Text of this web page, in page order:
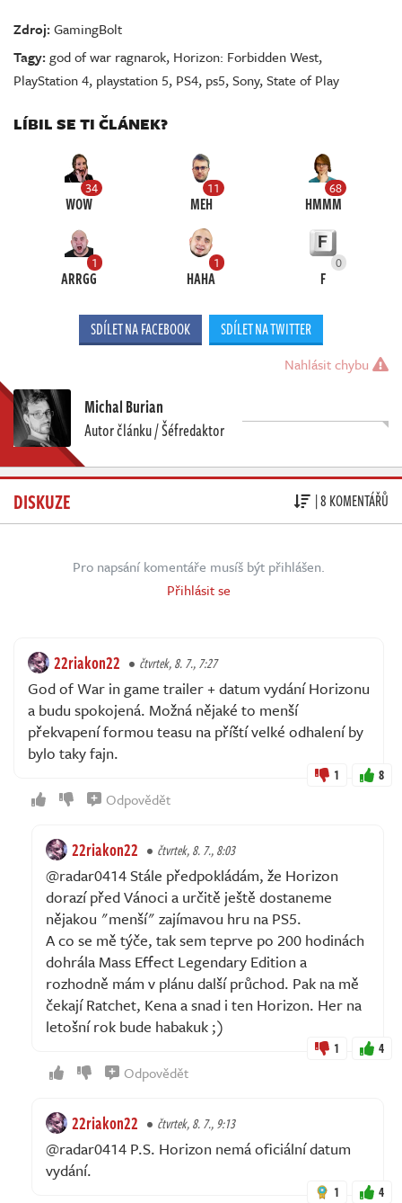
Zdroj:GamingBolt
Tagy:god of war ragnarok, Horizon: Forbidden West,
PlayStation 4, playstation 5, PS4, ps5,Sony,State of Play
LÍBIL SE TI ČLÁNEK?
34
WOW
11
MEH
68
HMMM
1
ARRGG
1
HAHA
0
F
SDÍLET NA FACEBOOK SDÍLET NA TWITTER
Nahlásit chybu
Michal Burian
Autor článku / Šéfredaktor
DISKUZE | 8 KOMENTÁŘŮ
Pro napsání komentáře musíš být přihlášen.
Přihlásit se
22riakon22 čtvrtek, 8. 7., 7:27
God of War in game trailer + datum vydání Horizonu
a budu spokojená. Možná nějaké to menší
překvapení formou teasu na příští velké odhalení by
bylo taky fajn.
1 8
Odpovědět
22riakon22 čtvrtek, 8. 7., 8:03
@radar0414 Stále předpokládám, že Horizon
dorazí před Vánoci a určitě ještě dostaneme
nějakou "menší" zajímavou hru na PS5.
A co se mě týče, tak sem teprve po 200 hodinách
dohrála Mass Effect Legendary Edition a
rozhodně mám v plánu další průchod. Pak na mě
čekají Ratchet, Kena a snad i ten Horizon. Her na
letošní rok bude habakuk ;)
1 4
Odpovědět
22riakon22 čtvrtek, 8. 7., 9:13
@radar0414 P.S. Horizon nemá oficiální datum
vydání.
1 4